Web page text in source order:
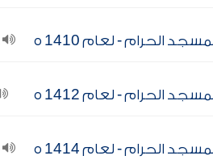
32 الحرام - لعام 1410 ه
الحرام - لعام 1412 ه
16 الحرام - لعام 1414 ه